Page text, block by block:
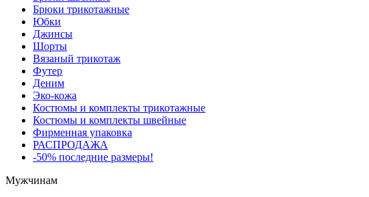
Брюки трикотажные
Юбки
Джинсы
Шорты
Вязаный трикотаж
Футер
Деним
Эко-кожа
Костюмы и комплекты трикотажные
Костюмы и комплекты швейные
Фирменная упаковка
РАСПРОДАЖА
-50% последние размеры!
Мужчинам